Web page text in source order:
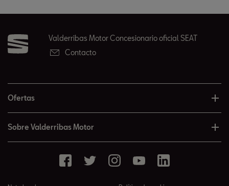
Valderribas Motor Concesionario oficial SEAT
Contacto
Ofertas
Sobre Valderribas Motor